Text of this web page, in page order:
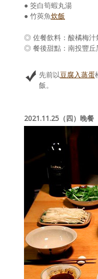
● 筊白筍蝦丸湯
● 竹莢魚炊飯
◎ 佐餐飲料：酸橘梅汁
◎ 餐後甜點：南投豐丘
先前以豆腐入蒸蛋
飯。
2021.11.25（四）晚餐